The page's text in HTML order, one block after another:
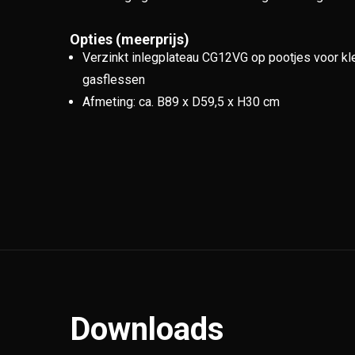
Opties (meerprijs)
Verzinkt inlegplateau CG12VG op pootjes voor
gasflessen
Afmeting: ca. B89 x D59,5 x H30 cm
Downloads